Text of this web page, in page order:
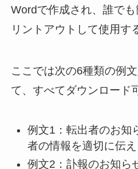
Wordで作成され、誰で
リントアウトして使用す
ここでは次の6種類の例
て、すべてダウンロード
例文1：転出者のお知
者の情報を適切に伝え
例文2：訃報のお知ら